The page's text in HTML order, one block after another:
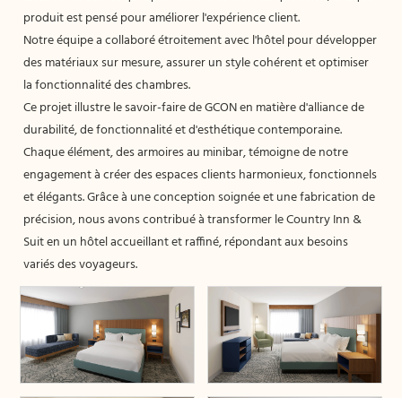
produit est pensé pour améliorer l'expérience client.
Notre équipe a collaboré étroitement avec l'hôtel pour développer
des matériaux sur mesure, assurer un style cohérent et optimiser
la fonctionnalité des chambres.
Ce projet illustre le savoir-faire de GCON en matière d'alliance de
durabilité, de fonctionnalité et d'esthétique contemporaine.
Chaque élément, des armoires au minibar, témoigne de notre
engagement à créer des espaces clients harmonieux, fonctionnels
et élégants. Grâce à une conception soignée et une fabrication de
précision, nous avons contribué à transformer le Country Inn &
Suit en un hôtel accueillant et raffiné, répondant aux besoins
variés des voyageurs.